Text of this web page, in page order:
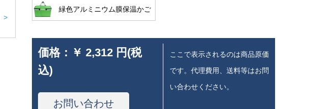
>
緑色アルミニウム膜保温かご
価格： ￥ 2,312 円(税
込)
お問い合わせ
ここで表示されるのは商品原価
です。代理費用、送料等はお問
い合わせください。